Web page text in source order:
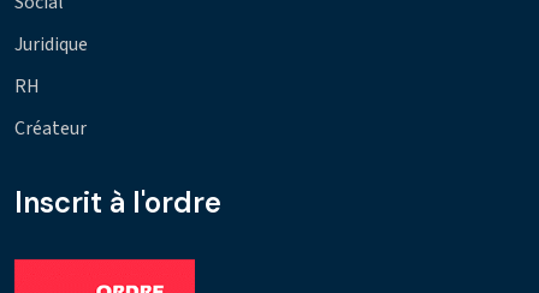
Juridique
RH
Créateur
Inscrit à l'ordre